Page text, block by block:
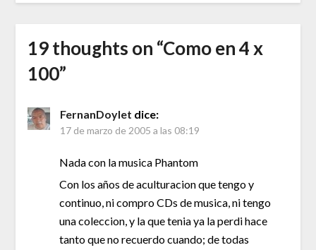
19 thoughts on “Como en 4 x
100”
FernanDoylet dice:
17 de marzo de 2005 a las 08:19
Nada con la musica Phantom
Con los años de aculturacion que tengo y
continuo, ni compro CDs de musica, ni tengo
una coleccion, y la que tenia ya la perdi hace
tanto que no recuerdo cuando; de todas